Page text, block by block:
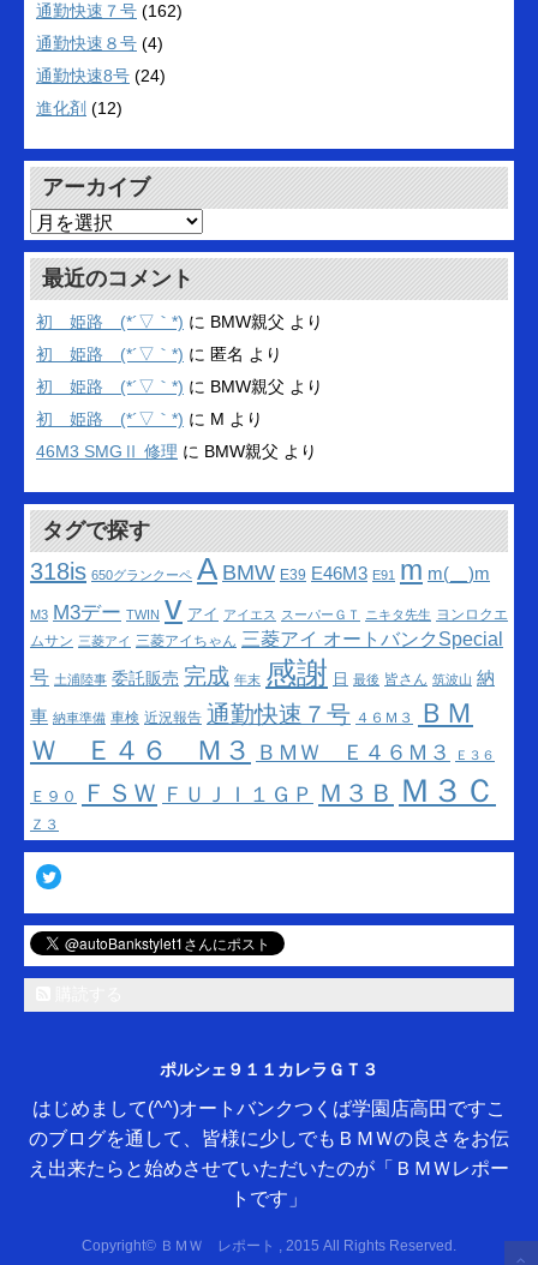
通勤快速７号 (162)
通勤快速８号 (4)
通勤快速8号 (24)
進化剤 (12)
アーカイブ
ア
ー
カ
イ
ブ
最近のコメント
初 姫路 (*´▽｀*) に BMW親父 より
初 姫路 (*´▽｀*) に 匿名 より
初 姫路 (*´▽｀*) に BMW親父 より
初 姫路 (*´▽｀*) に M より
46M3 SMGⅡ 修理 に BMW親父 より
タグで探す
318is 650グランクーペ A BMW E39 E46M3 E91 m m(__)m
M3 M3デー TWIN v アイ アイエス スーパーＧＴ ニキタ先生 ヨンロクエ
ムサン 三菱アイ 三菱アイちゃん 三菱アイ オートバンクSpecial
号 土浦陸事 委託販売 完成 年末 感謝 日 最後 皆さん 筑波山 納
車 納車準備 車検 近況報告 通勤快速７号 ４６Ｍ３
ＢＭ
Ｗ Ｅ４６ Ｍ３
ＢＭＷ Ｅ４６Ｍ３ Ｅ３６
Ｅ９０ ＦＳＷ ＦＵＪＩ１ＧＰ Ｍ３Ｂ Ｍ３Ｃ
Ｚ３
Twitter
ポルシェ９１１カレラＧＴ３
はじめまして(^^)オートバンクつくば学園店高田ですこ
のブログを通して、皆様に少しでもＢＭＷの良さをお伝
え出来たらと始めさせていただいたのが「ＢＭＷレポー
トです」
Copyright© ＢＭＷ レポート , 2015 All Rights Reserved.